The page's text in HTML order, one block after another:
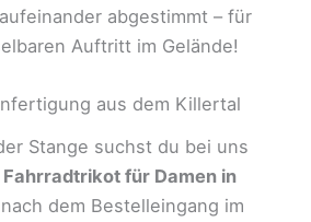
abgestimmt – für
Auftritt im Gelände!
aus dem Killertal
Stange suchst du bei uns
Fahrradtrikot für Damen in
dem Bestelleingang im